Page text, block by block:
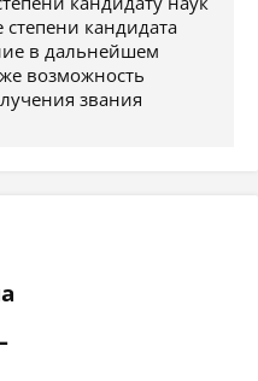
кандидата
в дальнейшем
возможность
звания